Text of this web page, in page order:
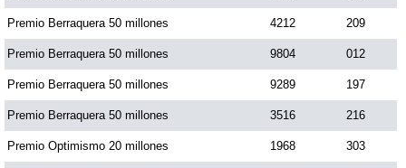
Premio Berraquera 50 millones 4212 209
Premio Berraquera 50 millones 9804 012
Premio Berraquera 50 millones 9289 197
Premio Berraquera 50 millones 3516 216
Premio Optimismo 20 millones 1968 303